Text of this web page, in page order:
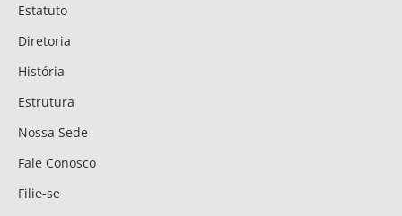
Estatuto
Diretoria
História
Estrutura
Nossa Sede
Fale Conosco
Filie-se